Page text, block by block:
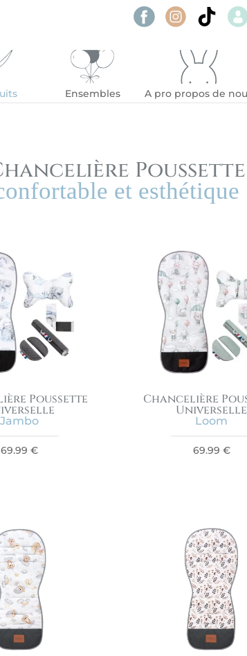
Ensembles A pro propos de
Poussette
et esthétique
Poussette
Jambo
69.99 €
Chancelière
Universelle
Loom
69.99 €